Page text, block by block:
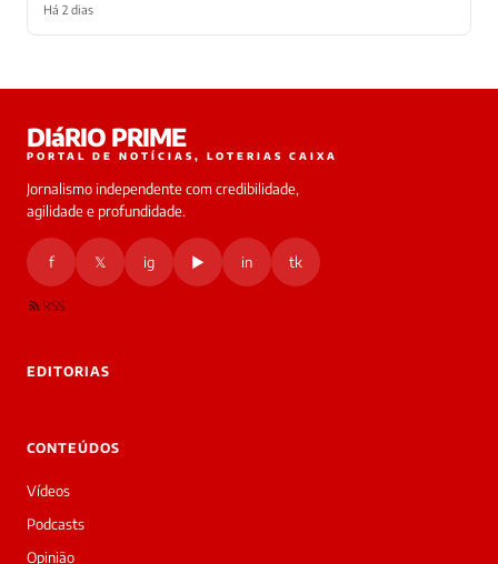
Há 2 dias
online
Bom
dia!
Sou
a
DIáRIO PRIME
PORTAL DE NOTÍCIAS, LOTERIAS CAIXA
Jornalismo independente com credibilidade,
agilidade e profundidade.
f 𝕏 ig ▶ in tk
RSS
EDITORIAS
CONTEÚDOS
Vídeos
Podcasts
Opinião